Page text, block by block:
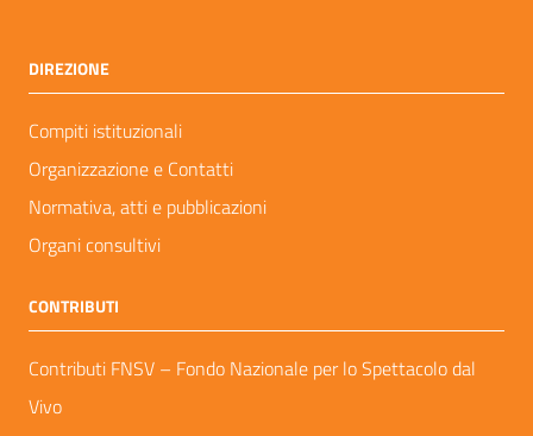
DIREZIONE
Compiti istituzionali
Organizzazione e Contatti
Normativa, atti e pubblicazioni
Organi consultivi
CONTRIBUTI
Contributi FNSV – Fondo Nazionale per lo Spettacolo dal
Vivo